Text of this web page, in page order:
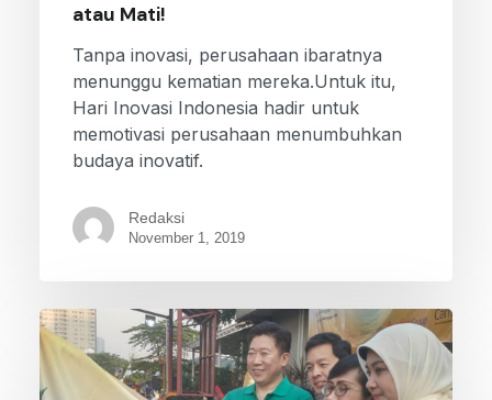
atau Mati!
Tanpa inovasi, perusahaan ibaratnya
menunggu kematian mereka.Untuk itu,
Hari Inovasi Indonesia hadir untuk
memotivasi perusahaan menumbuhkan
budaya inovatif.
Redaksi
November 1, 2019